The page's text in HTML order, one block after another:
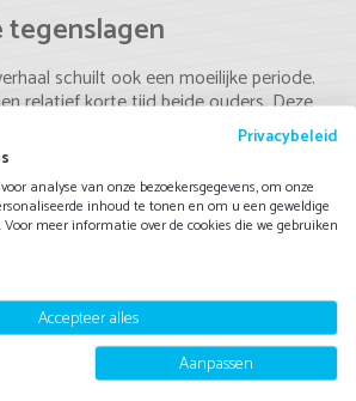
schuilt ook een moeilijke periode.
relatief korte tijd beide ouders. Deze
hadden een grote impact op zijn
plaats van zijn emoties weg te
muziek als uitlaatklep. Veel van zijn
diepgang en emotie, mede dankzij
in deze periode heeft opgedaan. Fans
kwetsbaarheid. Het maakt zijn muziek
die hij vertelt.
live shows
Privacybeleid
analyse van onze bezoekersgegevens, om onze
inhoud te tonen en om u een geweldige
meer informatie over de cookies die we gebruiken
Accepteer alles
Aanpassen